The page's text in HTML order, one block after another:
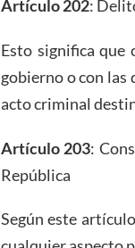
Artículo 202:
Esto significa que
gobierno o con las
acto criminal
Artículo 203:
República
Según este